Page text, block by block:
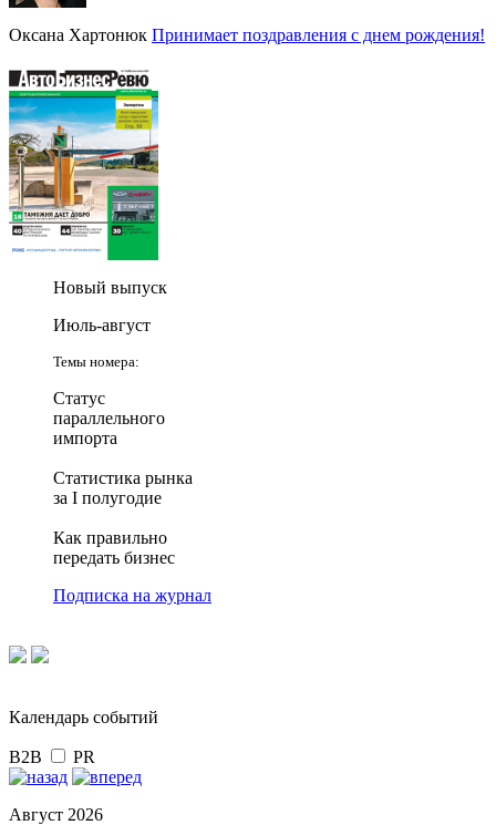
Оксана Хартонюк Принимает поздравления с днем рождения!
Новый выпуск
Июль-август
Темы номера:
Статус
параллельного
импорта
Статистика рынка
за I полугодие
Как правильно
передать бизнес
Подписка на журнал
Календарь событий
B2B PR
Август 2026